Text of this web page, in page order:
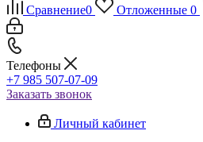
Сравнение0 Отложенные 0
Телефоны
+7 985 507-07-09
Заказать звонок
Личный кабинет